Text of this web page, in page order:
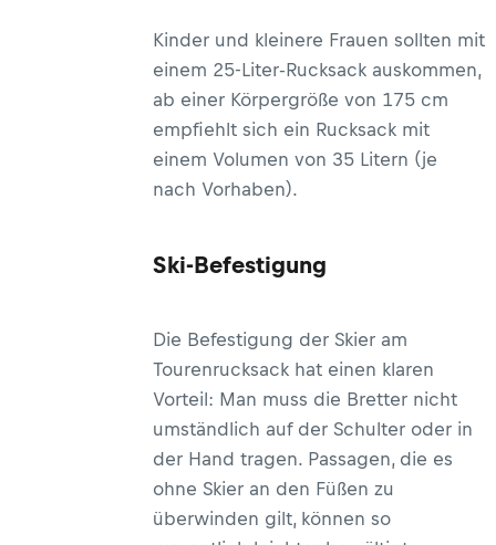
Kinder und kleinere Frauen sollten mit
einem 25-Liter-Rucksack auskommen,
ab einer Körpergröße von 175 cm
empfiehlt sich ein Rucksack mit
einem Volumen von 35 Litern (je
nach Vorhaben).
Ski-Befestigung
Die Befestigung der Skier am
Tourenrucksack hat einen klaren
Vorteil: Man muss die Bretter nicht
umständlich auf der Schulter oder in
der Hand tragen. Passagen, die es
ohne Skier an den Füßen zu
überwinden gilt, können so